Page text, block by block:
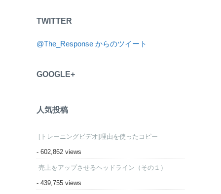
TWITTER
@The_Response からのツイート
GOOGLE+
人気投稿
[トレーニングビデオ]理由を使ったコピー
- 602,862 views
売上をアップさせるヘッドライン（その１）
- 439,755 views